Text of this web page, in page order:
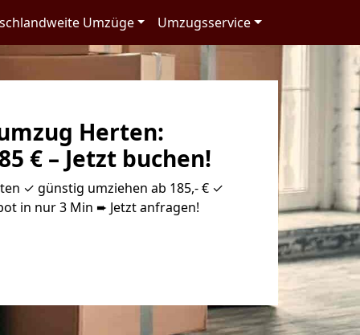
Umzüge Umzugsservice
Herten:
€ – Jetzt buchen!
✓ günstig umziehen ab 185,- € ✓
in nur 3 Min ➨ Jetzt anfragen!